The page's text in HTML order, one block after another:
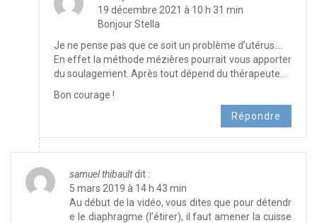
19 décembre 2021 à 10 h 31 min
Bonjour Stella
Je ne pense pas que ce soit un problème d’utérus….
En effet la méthode mézières pourrait vous apporter
du soulagement. Après tout dépend du thérapeute…
Bon courage !
Répondre
samuel thibaultdit :
5 mars 2019 à 14 h 43 min
Au début de la vidéo, vous dites que pour détendr
e le diaphragme (l’étirer), il faut amener la cuisse